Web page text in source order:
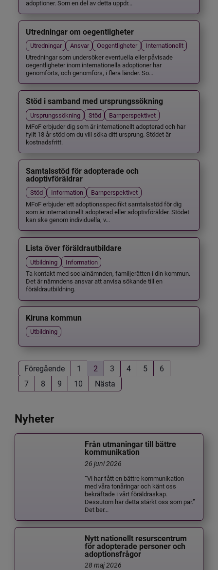
adoptioner. Som en del av detta uppdr...
Utredningar om oegentligheter
Utredningar Ansvar Oegentligheter
Internationellt
Utredningar som undersöker eventuella eller påvisade
oegentligheter inom internationella adoptioner har
genomförts, och genomförs, i flera länder. So...
Stöd i samband med ursprungssökning
Ursprungssökning Stöd
Barnperspektivet
MFoF erbjuder dig som är internationellt adopterad och har
fyllt 18 år stöd om du vill söka ditt ursprung. Stödet är
kostnadsfritt.
Samtalsstöd för adopterade och
adoptivföräldrar
Stöd Information
Barnperspektivet
MFoF erbjuder ett adoptionsspecifikt samtalsstöd för dig
som är internationellt adopterad eller adoptivförälder. Stödet
kan ske genom individuella, v...
Lista över föräldrautbildare
Utbildning
Information
Ta kontakt med socialnämnden, familjerätten i din kommun.
Det är nämndens ansvar att anvisa sökande till en
föräldrautbildning.
Kiruna kommun
Utbildning
Föregående 1 2 3 4 5
6
7
8 9 10 Nästa
Nyheter
Från utmaningar till bättre
kommunikation
26 juni 2026
”Vi har fått en bättre kommunikation
med våra tonåringar och känt oss
bekräftade i vårt föräldraskap.
Dessutom har detta stärkt oss som par.”
Det ber...
Nytt nationellt resurscentrum
för adopterade personer och
adoptionsfrågor
28 maj 2026